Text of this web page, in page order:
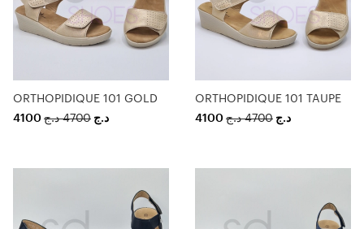
ORTHOPIDIQUE 101 GOLD
4100
د.ج 4700 د.ج
ORTHOPIDIQUE 101 TAUPE
4100
د.ج 4700 د.ج